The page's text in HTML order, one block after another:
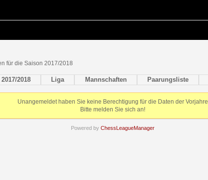
für die Saison 2017/2018
2017/2018 Liga Mannschaften Paarungsliste
Unangemeldet haben Sie keine Berechtigung für die Daten der Vorjahre
Bitte melden Sie sich an!
Powered by ChessLeagueManager